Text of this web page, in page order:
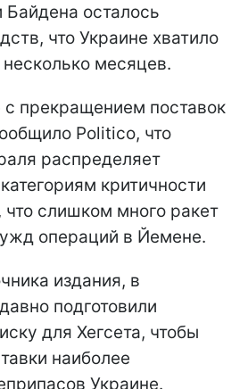
осталось
что Украине хватило
месяцев.
прекращением поставок
Politico, что
распределяет
критичности
что слишком много ракет
операций в Йемене.
издания, в
подготовили
для Хегсета, чтобы
наиболее
Украине.